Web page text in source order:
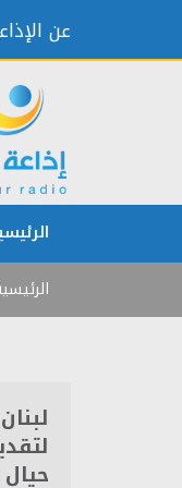
عن